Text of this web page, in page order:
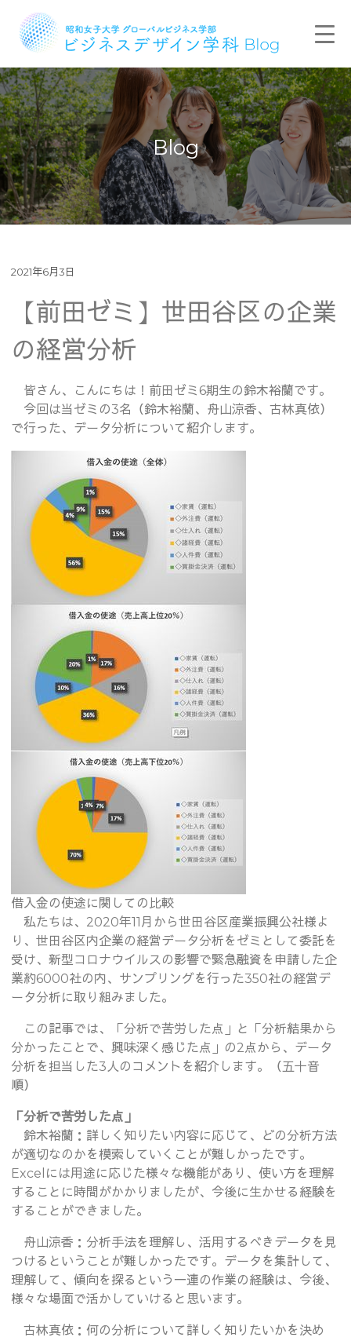
Blog
2021年6月3日
【前田ゼミ】世田谷区の企業
の経営分析
皆さん、こんにちは！前田ゼミ6期生の鈴木裕蘭です。
今回は当ゼミの3名（鈴木裕蘭、舟山涼香、古林真依）
で行った、データ分析について紹介します。
借入金の使途に関しての比較
私たちは、2020年11月から世田谷区産業振興公社様よ
り、世田谷区内企業の経営データ分析をゼミとして委託を
受け、新型コロナウイルスの影響で緊急融資を申請した企
業約6000社の内、サンプリングを行った350社の経営デ
ータ分析に取り組みました。
この記事では、「分析で苦労した点」と「分析結果から
分かったことで、興味深く感じた点」の2点から、データ
分析を担当した3人のコメントを紹介します。（五十音
順）
「分析で苦労した点」
鈴木裕蘭：詳しく知りたい内容に応じて、どの分析方法
が適切なのかを模索していくことが難しかったです。
Excelには用途に応じた様々な機能があり、使い方を理解
することに時間がかかりましたが、今後に生かせる経験を
することができました。
舟山涼香：分析手法を理解し、活用するべきデータを見
つけるということが難しかったです。データを集計して、
理解して、傾向を探るという一連の作業の経験は、今後、
様々な場面で活かしていけると思います。
古林真依：何の分析について詳しく知りたいかを決め